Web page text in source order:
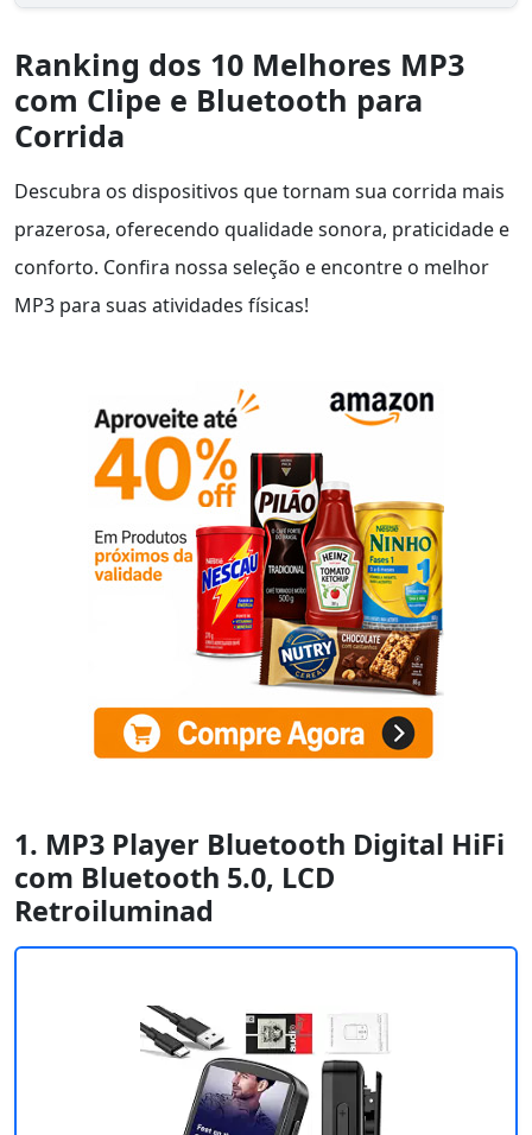
Ranking dos 10 Melhores MP3
com Clipe e Bluetooth para
Corrida
Descubra os dispositivos que tornam sua corrida mais
prazerosa, oferecendo qualidade sonora, praticidade e
conforto. Confira nossa seleção e encontre o melhor
MP3 para suas atividades físicas!
1. MP3 Player Bluetooth Digital HiFi
com Bluetooth 5.0, LCD
Retroiluminad